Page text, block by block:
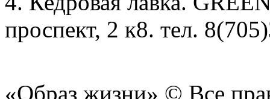
проспект, 2 к8. тел.
«Образ жизни» © Все